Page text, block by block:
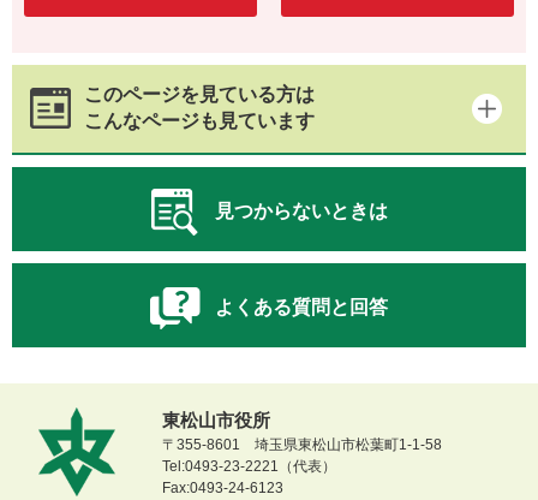
このページを見ている方は
こんなページも見ています
見つからないときは
よくある質問と回答
東松山市役所
〒355-8601 埼玉県東松山市松葉町1-1-58
Tel:0493-23-2221（代表）
Fax:0493-24-6123